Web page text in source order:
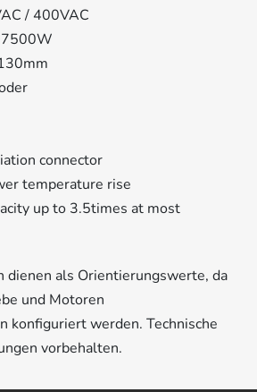
/ 400VAC
connector
temperature rise
up to 3.5times at most
dienen als Orientierungswerte, da
und Motoren
konfiguriert werden. Technische
vorbehalten.